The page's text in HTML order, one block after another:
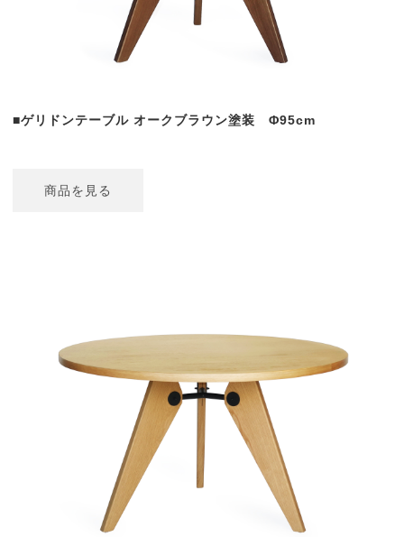
■ゲリドンテーブル オークブラウン塗装 Φ95cm
商品を見る